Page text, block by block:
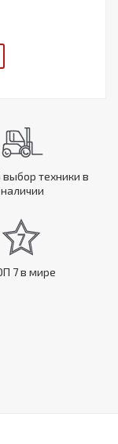
техники в
наличии
7 в мире